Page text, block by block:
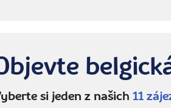
si jeden z našich11